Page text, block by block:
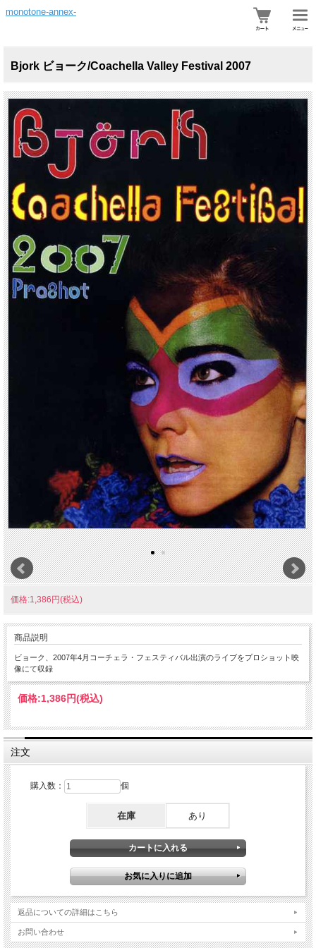
monotone-annex-
Bjork ビョーク/Coachella Valley Festival 2007
価格:1,386円(税込)
商品説明
ビョーク、2007年4月コーチェラ・フェスティバル出演のライブをプロショット映
像にて収録
価格:1,386円(税込)
注文
購入数： 個
在庫 あり
返品についての詳細はこちら
お問い合わせ